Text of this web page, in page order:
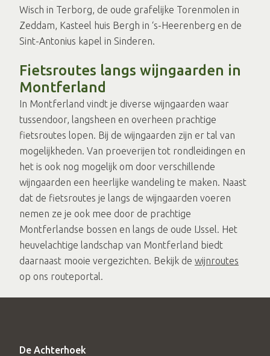
Wisch in Terborg, de oude grafelijke Torenmolen in
Zeddam, Kasteel huis Bergh in ‘s-Heerenberg en de
Sint-Antonius kapel in Sinderen.
Fietsroutes langs wijngaarden in
Montferland
In Montferland vindt je diverse wijngaarden waar
tussendoor, langsheen en overheen prachtige
fietsroutes lopen. Bij de wijngaarden zijn er tal van
mogelijkheden. Van proeverijen tot rondleidingen en
het is ook nog mogelijk om door verschillende
wijngaarden een heerlijke wandeling te maken. Naast
dat de fietsroutes je langs de wijngaarden voeren
nemen ze je ook mee door de prachtige
Montferlandse bossen en langs de oude IJssel. Het
heuvelachtige landschap van Montferland biedt
daarnaast mooie vergezichten. Bekijk de wijnroutes
op ons routeportal.
De Achterhoek